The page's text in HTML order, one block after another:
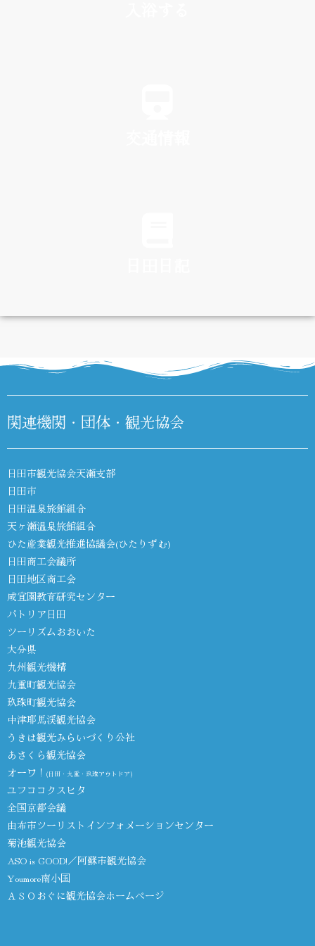
DIARY
関連機関・団体・観光協会
日田市観光協会天瀬支部
日田市
日田温泉旅館組合
天ヶ瀬温泉旅館組合
ひた産業観光推進協議会(ひたりずむ)
日田商工会議所
日田地区商工会
咸宜園教育研究センター
パトリア日田
ツーリズムおおいた
大分県
九州観光機構
九重町観光協会
玖珠町観光協会
中津耶馬渓観光協会
うきは観光みらいづくり公社
あさくら観光協会
オーワ！ (日田・九重・玖珠アウトドア)
ユフココクスヒタ
全国京都会議
由布市ツーリストインフォメーションセンター
菊池観光協会
ASO is GOOD!／阿蘇市観光協会
Youmore南小国
ＡＳＯおぐに観光協会ホームページ